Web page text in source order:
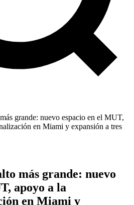
grande: nuevo espacio en el MUT,
en Miami y expansión a tres
más grande: nuevo
apoyo a la
en Miami y